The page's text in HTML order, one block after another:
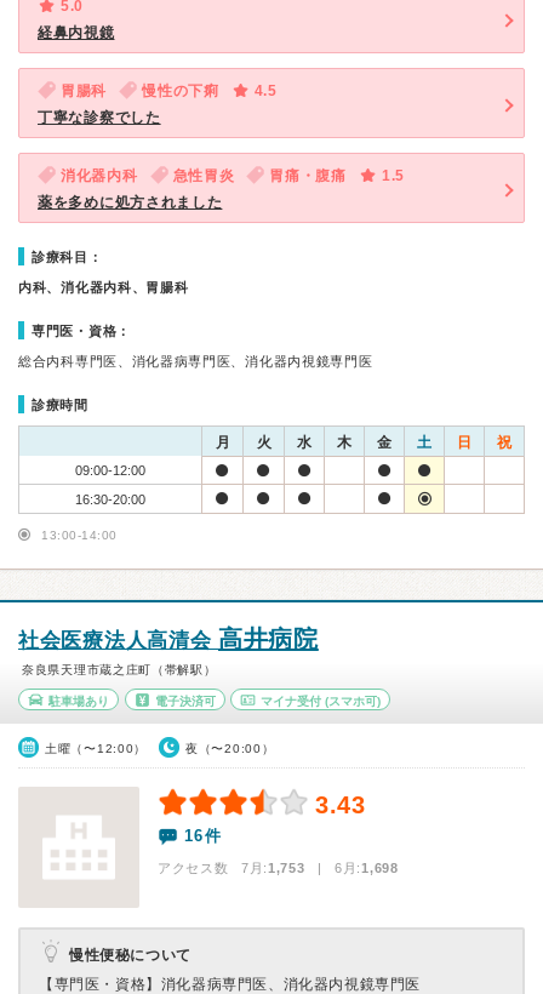
5.0
経鼻内視鏡
胃腸科 慢性の下痢
4.5
丁寧な診察でした
消化器内科 急性胃炎 胃痛・腹痛
1.5
薬を多めに処方されました
診療科目：
内科、消化器内科、胃腸科
専門医・資格：
総合内科専門医、消化器病専門医、消化器内視鏡専門医
診療時間
月 火 水 木 金 土 日 祝
09:00-12:00
16:30-20:00
13:00-14:00
社会医療法人高清会 高井病院
奈良県天理市蔵之庄町（帯解駅）
駐車場あり 電子決済可 マイナ受付 (スマホ可)
土曜（〜12:00） 夜（〜20:00）
3.43
16件
アクセス数 7月:1,753 | 6月:1,698
慢性便秘について
【専門医・資格】 消化器病専門医、消化器内視鏡専門医